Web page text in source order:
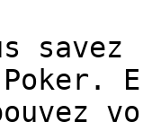
savez
Poker.